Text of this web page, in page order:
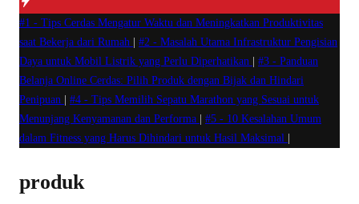
#1 - Tips Cerdas Mengatur Waktu dan Meningkatkan Produktivitas
saat Bekerja dari Rumah
#2 - Masalah Utama Infrastruktur Pengisian
Daya untuk Mobil Listrik yang Perlu Diperhatikan
#3 - Panduan
Belanja Online Cerdas: Pilih Produk dengan Bijak dan Hindari
Penipuan
#4 - Tips Memilih Sepatu Marathon yang Sesuai untuk
Menunjang Kenyamanan dan Performa
#5 - 10 Kesalahan Umum
dalam Fitness yang Harus Dihindari untuk Hasil Maksimal
produk